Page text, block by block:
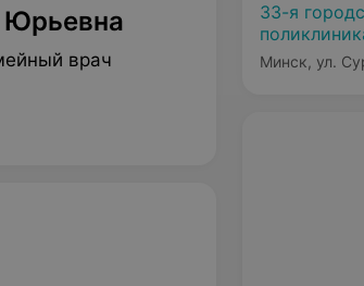
Юрьевна
врач
33-я
Минск, ул.